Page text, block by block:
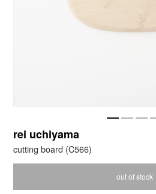
rei uchiyama
cutting board (C566)
out of stock